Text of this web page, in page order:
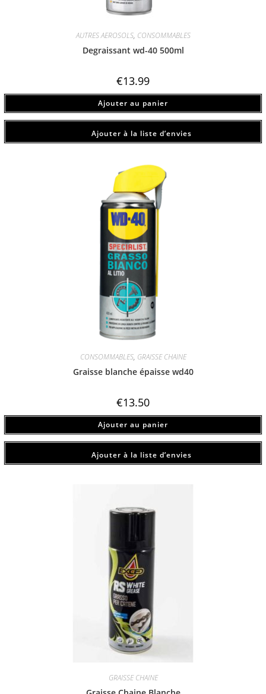
AUTRES AEROSOLS, CONSOMMABLES
Degraissant wd-40 500ml
€13.99
Ajouter au panier
Ajouter à la liste d’envies
CONSOMMABLES, GRAISSE CHAINE
Graisse blanche épaisse wd40
€13.50
Ajouter au panier
Ajouter à la liste d’envies
GRAISSE CHAINE